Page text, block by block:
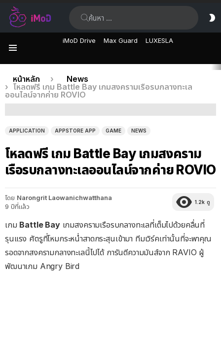
iMoD Drive Max Guard LUXESLA
เรื่อง
ล่าสุด
คุณอยู่ที่นี่:
หน้าหลัก
News
โหลดฟรี เกม Battle Bay เกมสงครามเรือรบกลางทะเล
ออนไลน์จากค่าย ROVIO
APPLICATION APPSTORE APP GAME NEWS
โหลดฟรี เกม Battle Bay เกมสงคราม
เรือรบกลางทะเลออนไลน์จากค่าย ROVIO
โดย Narongrit Laowanichwatthana
9 ปีที่แล้ว
1.2k ดู
เกม Battle Bayเกมสงครามเรือรบกลางทะเลที่เต็มไปด้วยคลื่นที่
รุนแรง ศัตรูที่โหมกระหน่ำสาดกระสุนเข้ามา ทีมเวิร์คเท่านั้นที่จะพาคุณ
รอดจากสงครามกลางทะเลนี้ไปได้ การันตีความมันส์จาก RAVIO ผู้
พัฒนาเกม Angry Bird